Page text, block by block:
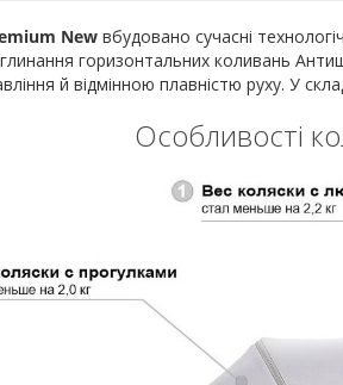
New вбудовано сучасні
горизонтальних коливань
й відмінною плавністю руху. У
Особливості